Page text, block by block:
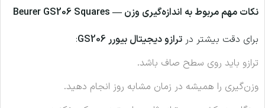
نکات مهم مربوط به اندازه‌گیری وزن — Beurer GS206 Squares
برای دقت بیشتر در ترازو دیجیتال بیورر GS206
:
ترازو باید روی سطح صاف باشد.
وزن‌گیری را همیشه در زمان مشابه روز انجام دهید.